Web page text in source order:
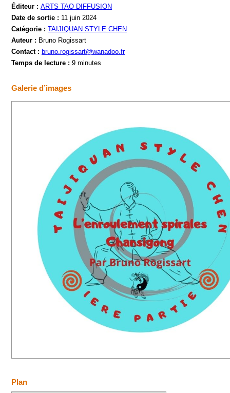
Éditeur : ARTS TAO DIFFUSION
Date de sortie : 11 juin 2024
Catégorie : TAIJIQUAN STYLE CHEN
Auteur : Bruno Rogissart
Contact : bruno.rogissart@wanadoo.fr
Temps de lecture : 9 minutes
Galerie d’images
Plan